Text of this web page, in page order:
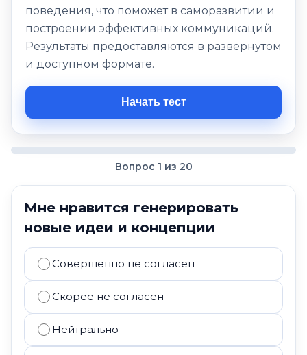
поведения, что поможет в саморазвитии и
построении эффективных коммуникаций.
Результаты предоставляются в развернутом
и доступном формате.
Начать тест
Вопрос 1 из 20
Мне нравится генерировать
новые идеи и концепции
Совершенно не согласен
Скорее не согласен
Нейтрально